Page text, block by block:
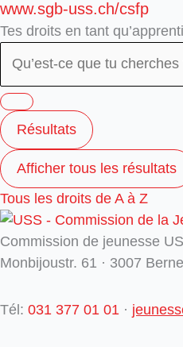
www.sgb-uss.ch/csfp
Tes droits en tant
Résultats
Afficher tous les résultats
Tous les droits de A à Z
Commission de jeunesse
Monbijoustr. 61 · 3007 Berne
Tél: 031 377 01 01 ·